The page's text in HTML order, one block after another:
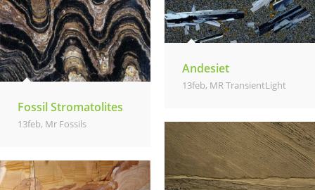
Fossil Stromatolites
13feb, Mr Fossils
Andesiet
13feb, MR TransientLight